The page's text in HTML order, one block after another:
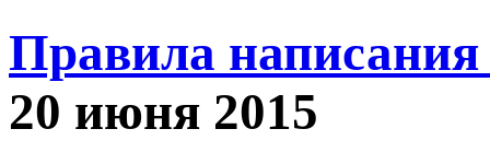
Правила написания
20 июня 2015